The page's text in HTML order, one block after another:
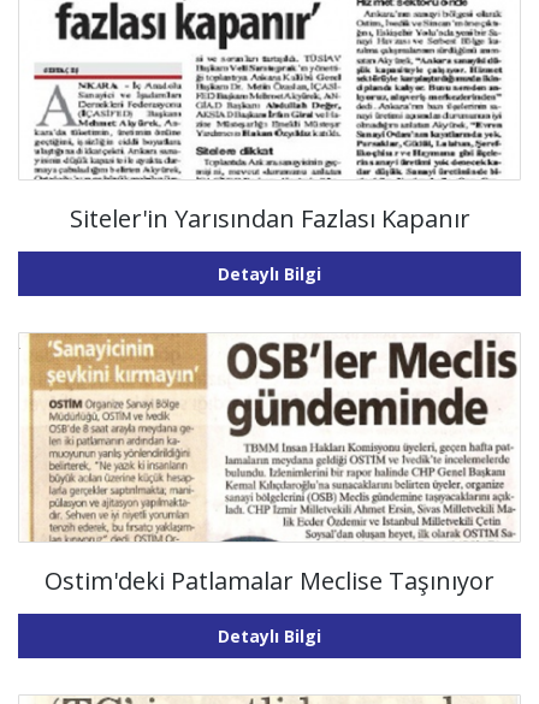
Siteler'in Yarısından Fazlası Kapanır
Detaylı Bilgi
Ostim'deki Patlamalar Meclise Taşınıyor
Detaylı Bilgi